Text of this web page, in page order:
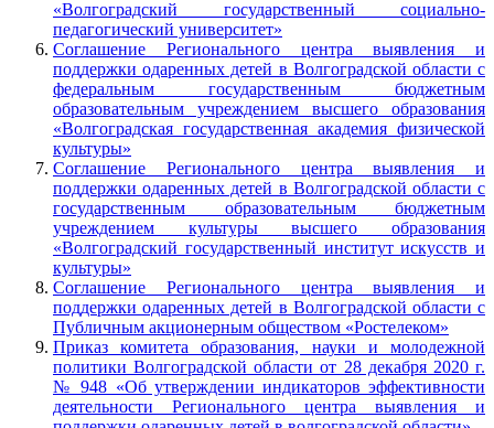
«Волгоградский государственный социально-
педагогический университет»
Соглашение Регионального центра выявления и
поддержки одаренных детей в Волгоградской области с
федеральным государственным бюджетным
образовательным учреждением высшего образования
«Волгоградская государственная академия физической
культуры»
Соглашение Регионального центра выявления и
поддержки одаренных детей в Волгоградской области с
государственным образовательным бюджетным
учреждением культуры высшего образования
«Волгоградский государственный институт искусств и
культуры»
Соглашение Регионального центра выявления и
поддержки одаренных детей в Волгоградской области с
Публичным акционерным обществом «Ростелеком»
Приказ комитета образования, науки и молодежной
политики Волгоградской области от 28 декабря 2020 г.
№ 948 «Об утверждении индикаторов эффективности
деятельности Регионального центра выявления и